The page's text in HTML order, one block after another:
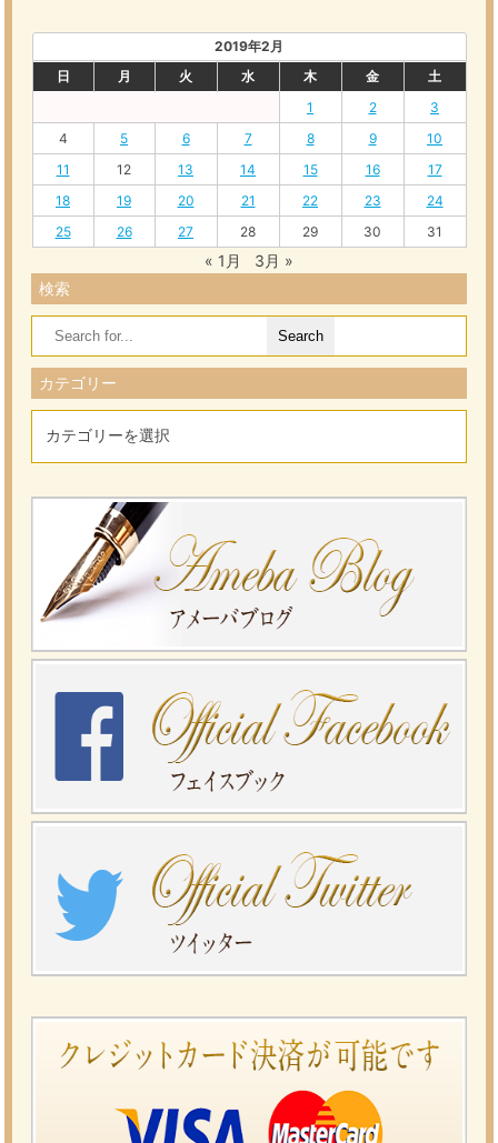
2019年2月
日
月 火 水 木 金
土
1
2
3
4
5 6 7 8 9
10
11
12 13 14 15 16
17
18
19 20 21 22 23
24
25
26 27 28 29 30 31
« 1月
3月 »
検索
Search
for:
カテゴリー